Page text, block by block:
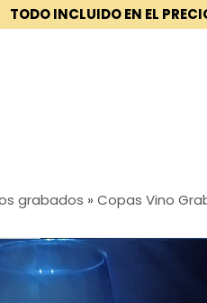
TODO INCLUIDO EN EL
grabados » Copas Vino